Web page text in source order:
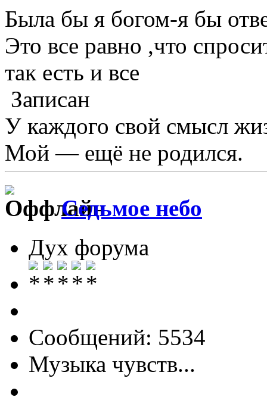
Была бы я богом-я бы
Это все равно ,что
так есть и все
Записан
У каждого свой смысл
Мой — ещё не родился.
Седьмое небо
Дух форума
Сообщений: 5534
Музыка чувств...